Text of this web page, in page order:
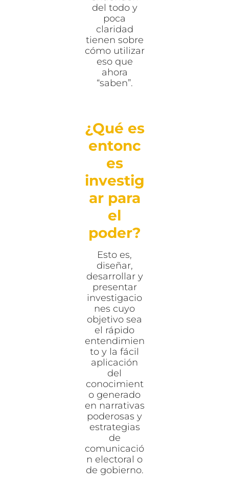
del todo y
poca
claridad
tienen sobre
cómo utilizar
eso que
ahora
“saben”.
¿Qué es
entonc
es
investig
ar para
el
poder?
Esto es,
diseñar,
desarrollar y
presentar
investigacio
nes cuyo
objetivo sea
el rápido
entendimien
to y la fácil
aplicación
del
conocimient
o generado
en narrativas
poderosas y
estrategias
de
comunicació
n electoral o
de gobierno.